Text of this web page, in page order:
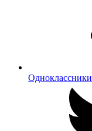
Одноклассники